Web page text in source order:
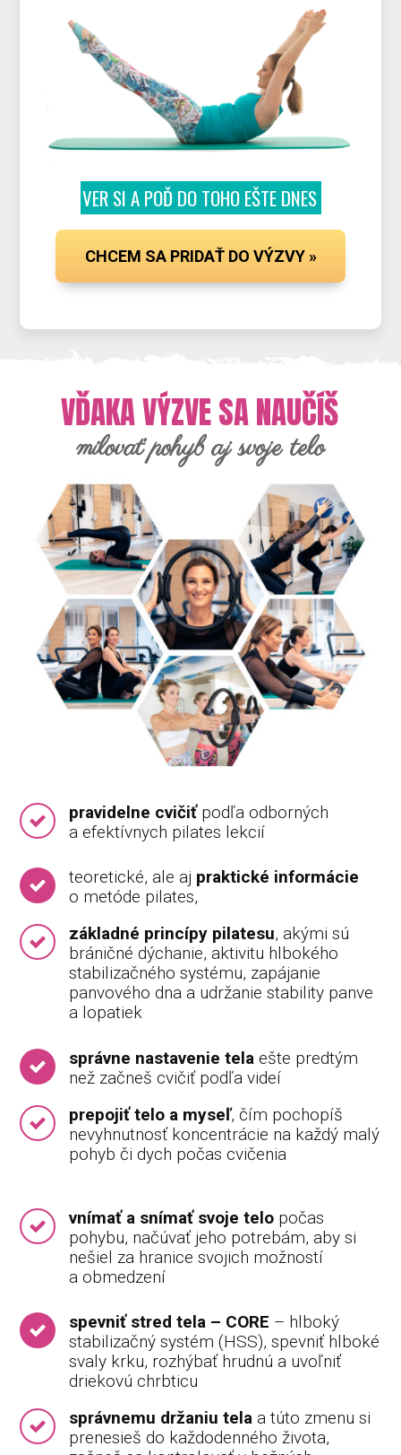
VER SI A POĎ DO TOHO EŠTE DNES
CHCEM SA PRIDAŤ DO VÝZVY »
VĎAKA VÝZVE SA NAUČÍŠ
milovať pohyb aj svoje telo
pravidelne cvičiťpodľa odborných
a efektívnych pilates lekcií
teoretické, ale aj praktické informácie
o metóde pilates,
základné princípy pilatesu, akými sú
bráničné dýchanie, aktivitu hlbokého
stabilizačného systému, zapájanie
panvového dna a udržanie stability panve
a lopatiek
správne nastavenie tela ešte predtým
než začneš cvičiť podľa videí
prepojiť telo a myseľ, čím pochopíš
nevyhnutnosť koncentrácie na každý malý
pohyb či dych počas cvičenia
vnímať a snímať svoje telo počas
pohybu, načúvať jeho potrebám, aby si
nešiel za hranice svojich možností
a obmedzení
spevniť stred tela – CORE – hlboký
stabilizačný systém (HSS), spevniť hlboké
svaly krku, rozhýbať hrudnú a uvoľniť
driekovú chrbticu
správnemu držaniu tela a túto zmenu si
prenesieš do každodenného života,